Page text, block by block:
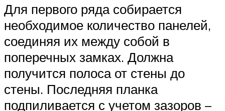
Для первого ряда собирается
необходимое количество панелей,
соединяя их между собой в
поперечных замках. Должна
получится полоса от стены до
стены. Последняя планка
подпиливается с учетом зазоров –